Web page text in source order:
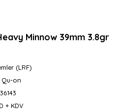
Minnow 39mm 3.8gr
(LRF)
on
+ KDV